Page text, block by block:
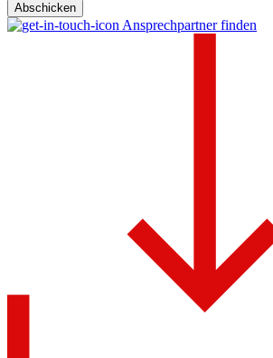
Abschicken
Ansprechpartner finden